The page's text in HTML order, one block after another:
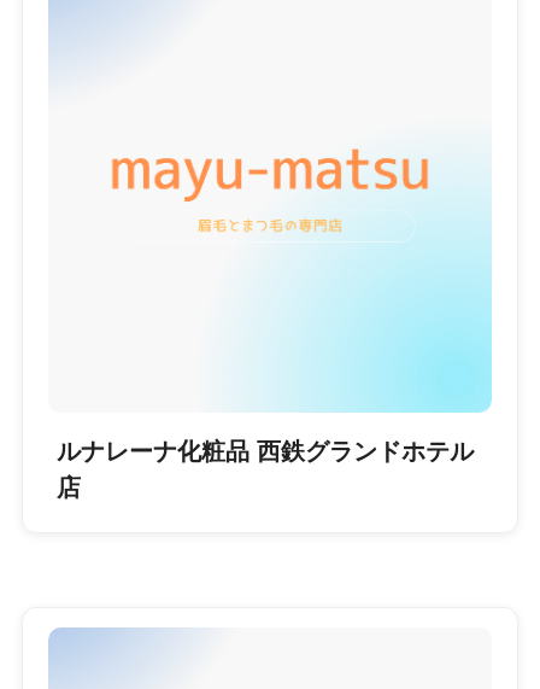
ルナレーナ化粧品 西鉄グランドホテル
店